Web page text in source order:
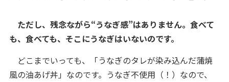
ただし、残念ながら“うなぎ感”はありません。食べて
も、食べても、そこにうなぎはいないのです。
どこまでいっても、「うなぎのタレが染み込んだ蒲焼
風の油あげ丼」なのです。うなぎ不使用（！）なので、